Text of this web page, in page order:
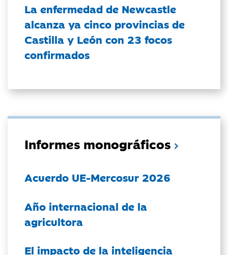
La enfermedad de Newcastle
alcanza ya cinco provincias de
Castilla y León con 23 focos
confirmados
Informes monográficos
Acuerdo UE-Mercosur 2026
Año internacional de la
agricultora
El impacto de la inteligencia